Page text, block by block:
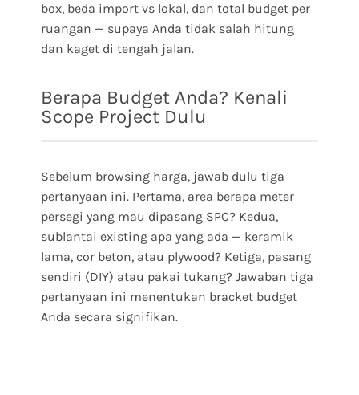
box, beda import vs lokal, dan total budget per
ruangan — supaya Anda tidak salah hitung
dan kaget di tengah jalan.
Berapa Budget Anda? Kenali
Scope Project Dulu
Sebelum browsing harga, jawab dulu tiga
pertanyaan ini. Pertama, area berapa meter
persegi yang mau dipasang SPC? Kedua,
sublantai existing apa yang ada — keramik
lama, cor beton, atau plywood? Ketiga, pasang
sendiri (DIY) atau pakai tukang? Jawaban tiga
pertanyaan ini menentukan bracket budget
Anda secara signifikan.